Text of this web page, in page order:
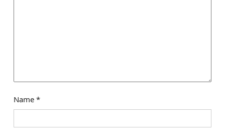
Name *